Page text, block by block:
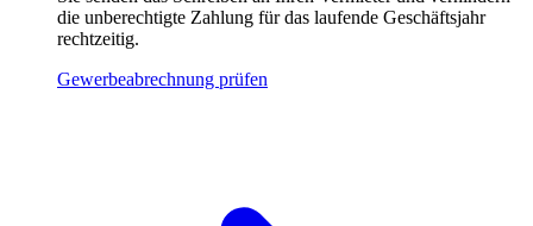
die unberechtigte Zahlung für das laufende Geschäftsjahr
rechtzeitig.
Gewerbeabrechnung prüfen